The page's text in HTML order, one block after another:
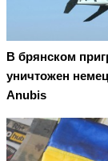
В брянском
уничтожен
Anubis